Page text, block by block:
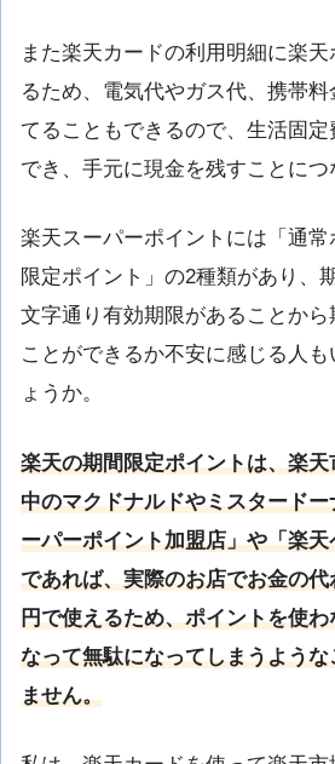
また楽天カードの利用明細に楽
るため、電気代やガス代、携帯
てることもできるので、生活固
でき、手元に現金を残すことにつ
楽天スーパーポイントには「通
限定ポイント」の2種類があり、
文字通り有効期限があることか
ことができるか不安に感じる人
ょうか。
楽天の期間限定ポイントは、楽
中のマクドナルドやミスタード
ーパーポイント加盟店」や「楽
であれば、実際のお店でお金の
円で使えるため、ポイントを使
なって無駄になってしまうよう
ません。